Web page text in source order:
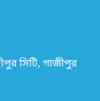
সিটি, গাজীপুর